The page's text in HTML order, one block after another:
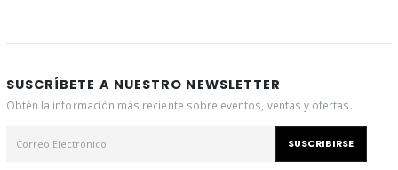
SUSCRÍBETE A NUESTRO NEWSLETTER
Obtén la información más reciente sobre eventos, ventas y ofertas.
SUSCRIBIRSE